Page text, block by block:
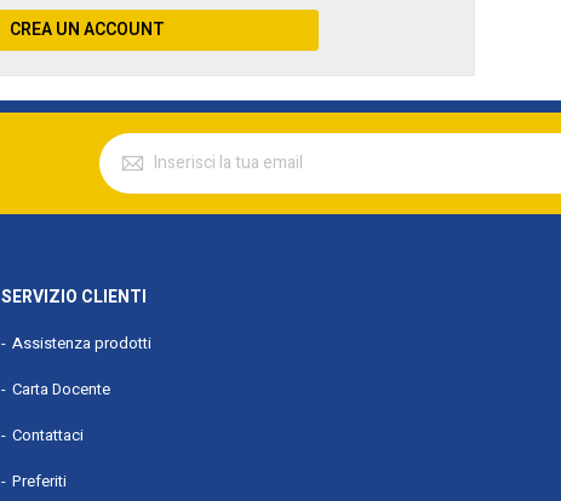
CREA UN ACCOUNT
SERVIZIO CLIENTI
Assistenza prodotti
Carta Docente
Contattaci
Preferiti